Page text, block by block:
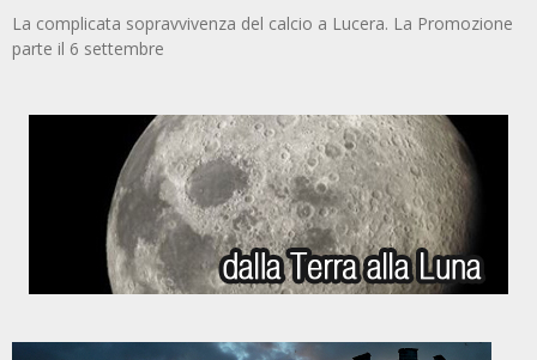
La complicata sopravvivenza del calcio a Lucera. La Promozione
parte il 6 settembre